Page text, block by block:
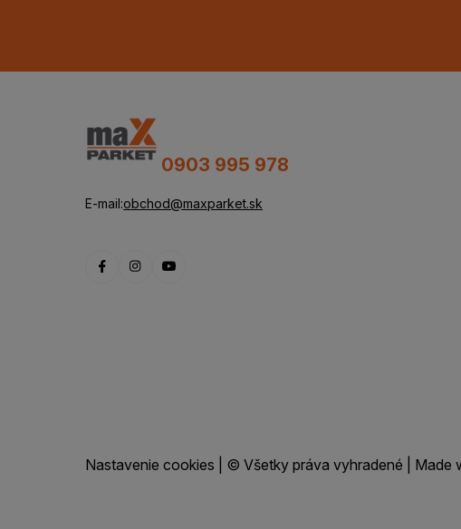
0903 995 978
E-mail:obchod@maxparket.sk
Nastavenie cookies | © Všetky práva vyhradené | Made